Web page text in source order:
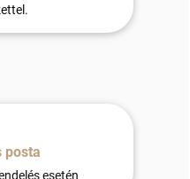
posta
esetén